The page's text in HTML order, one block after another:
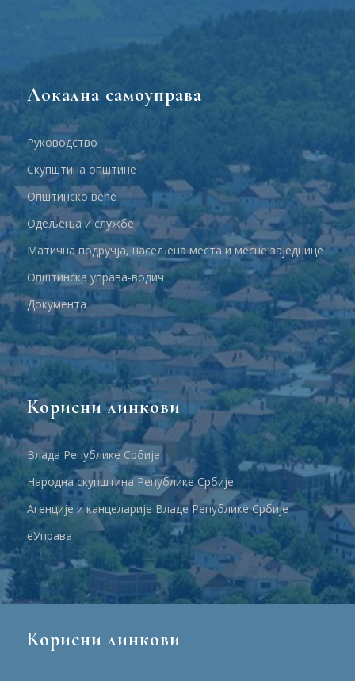
Локална самоуправа
Руководство
Скупштина општине
Општинско веће
Одељења и службе
Матична подручја, насељена места и месне заједнице
Општинска управа-водич
Документа
Корисни линкови
Влада Републике Србије
Народна скупштина Републике Србије
Агенције и канцеларије Владе Републике Србије
еУправа
Корисни линкови